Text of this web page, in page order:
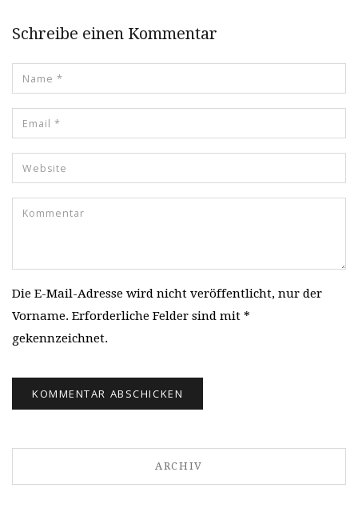
Schreibe einen Kommentar
Die E-Mail-Adresse wird nicht veröffentlicht, nur der
Vorname. Erforderliche Felder sind mit *
gekennzeichnet.
ARCHIV